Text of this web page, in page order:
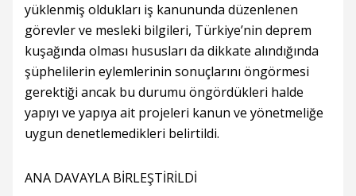
yüklenmiş oldukları iş kanununda düzenlenen
görevler ve mesleki bilgileri, Türkiye’nin deprem
kuşağında olması hususları da dikkate alındığında
şüphelilerin eylemlerinin sonuçlarını öngörmesi
gerektiği ancak bu durumu öngördükleri halde
yapıyı ve yapıya ait projeleri kanun ve yönetmeliğe
uygun denetlemedikleri belirtildi.
ANA DAVAYLA BİRLEŞTİRİLDİ